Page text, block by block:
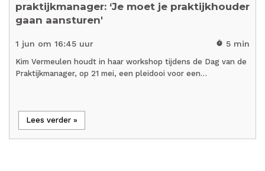
praktijkmanager: ‘Je moet je praktijkhouder
gaan aansturen'
1 jun om 16:45 uur timer 5 min
Kim Vermeulen houdt in haar workshop tijdens de Dag van de
Praktijkmanager, op 21 mei, een pleidooi voor een…
Lees verder »